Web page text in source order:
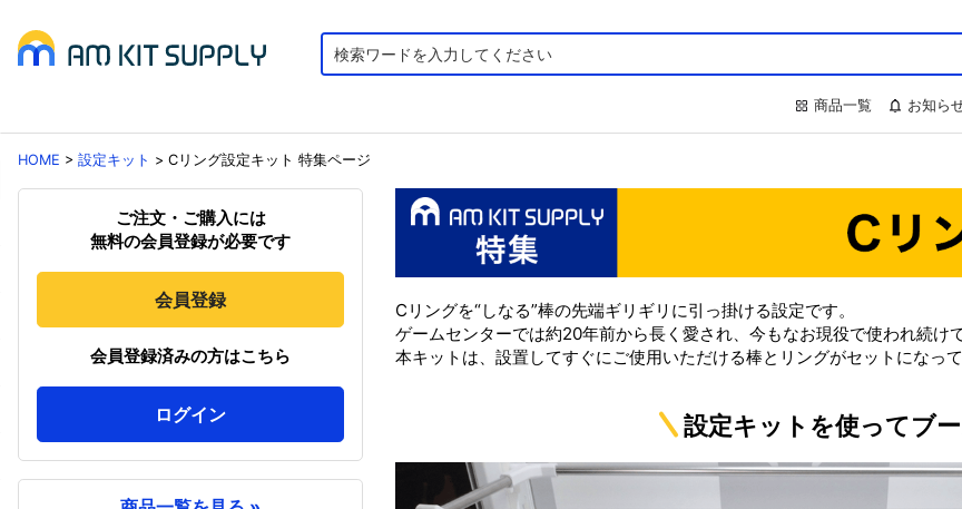
商品一覧 お知ら
HOME > 設定キット > Cリング設定キット 特集ページ
ご注文・ご購入には
無料の会員登録が必要です
会員登録
会員登録済みの方はこちら
ログイン
Cリングを“しなる”棒の先端ギリギリに引っ掛ける設定です。
ゲームセンターでは約20年前から長く愛され、今もなお現役で使われ続けて
本キットは、設置してすぐにご使用いただける棒とリングがセットになっ
設定キットを使ってブ